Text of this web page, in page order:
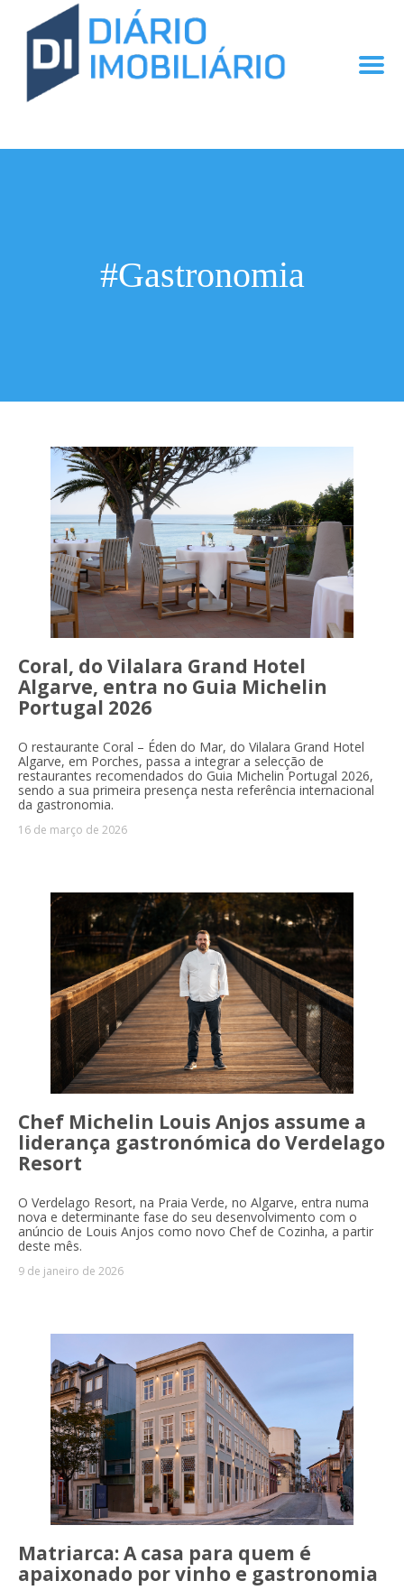
#Gastronomia
Coral, do Vilalara Grand Hotel
Algarve, entra no Guia Michelin
Portugal 2026
O restaurante Coral – Éden do Mar, do Vilalara Grand Hotel
Algarve, em Porches, passa a integrar a selecção de
restaurantes recomendados do Guia Michelin Portugal 2026,
sendo a sua primeira presença nesta referência internacional
da gastronomia.
16 de março de 2026
Chef Michelin Louis Anjos assume a
liderança gastronómica do Verdelago
Resort
O Verdelago Resort, na Praia Verde, no Algarve, entra numa
nova e determinante fase do seu desenvolvimento com o
anúncio de Louis Anjos como novo Chef de Cozinha, a partir
deste mês.
9 de janeiro de 2026
Matriarca: A casa para quem é
apaixonado por vinho e gastronomia